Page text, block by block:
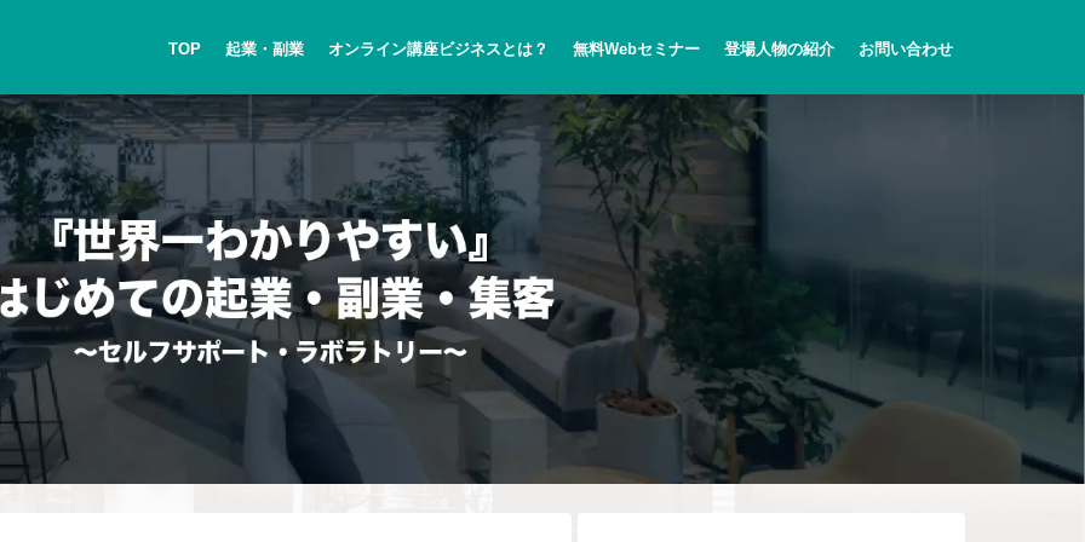
TOP 起業・副業 オンライン講座ビジネスとは？ 無料Webセミナー 登場人物の紹介 お問い合わせ